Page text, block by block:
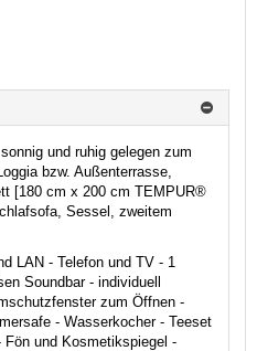
und ruhig gelegen zum
bzw. Außenterrasse,
[180 cm x 200 cm TEMPUR®
Sessel, zweitem
LAN - Telefon und TV - 1
Soundbar - individuell
zum Öffnen -
- Wasserkocher - Teeset
Fön und Kosmetikspiegel -